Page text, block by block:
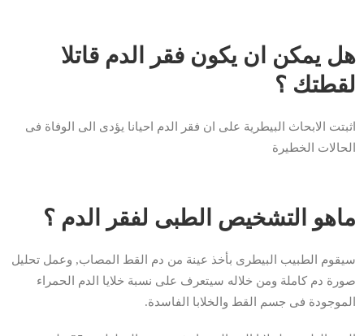
هل يمكن ان يكون فقر الدم قاتلا
لقطتك ؟
اثبتت الابحاث البيطرية على ان فقر الدم احيانا يؤدى الى الوفاة فى
الحالات الخطيرة
ماهو التشخيص الطبى لفقر الدم ؟
سيقوم الطبيب البيطرى بأخذ عينة من دم القط المصاب, وعمل تحليل
صورة دم كاملة ومن خلاله سيتعرف على نسبة خلايا الدم الحمراء
الموجودة فى جسم القط والخلابا الفاسدة.